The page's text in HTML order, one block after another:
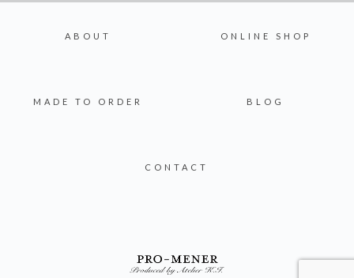
ABOUT ONLINE SHOP
MADE TO ORDER BLOG
CONTACT